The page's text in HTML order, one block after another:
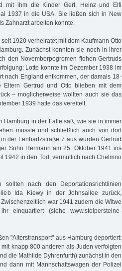
mit ihm die Kinder Gert, Heinz und Elfi
1937 in die USA. Sie ließen sich in New
Zahnarzt arbeiten konnte.
1920 verheiratet mit dem Kaufmann Otto
Zunächst konnten sie noch in ihrer
den Novemberpogromen flohen Gertruds
Lotte konnte im Dezember 1938 im
nach England entkommen, der damals 18-
Gertrud und Otto blieben mit dem
– möglicherweise wollten auch sie das
1939 hatte das vereitelt.
Hamburg in der Falle saß, wie sie in immer
musste und schließlich auch von dort
der Lenhartzstraße 7 aus wurden Gertrud
Sohn Hermann am 25. Oktober 1941 ins
1942 in den Tod, vermutlich nach Chelmno
nach den Deportationsrichtlinien
Ida Kiewy in der Johnsallee zurück,
war 1941 zudem die Witwe
einquartiert (siehe www.stolpersteine-
"Alterstransport" aus Hamburg deportiert:
knapp 800 anderen als Juden verfolgten
die Mathilde Dyhrenfurth) zunächst in den
dann mit Mannschaftswagen der Polizei